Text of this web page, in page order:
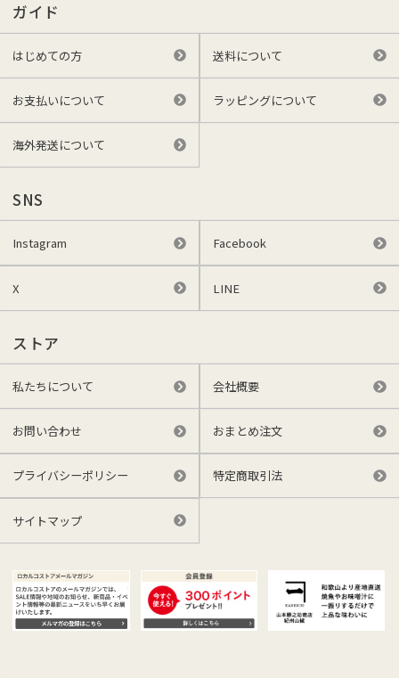
ガイド
はじめての方 送料について
お支払いについて ラッピングについて
海外発送について
SNS
Instagram Facebook
X LINE
ストア
私たちについて 会社概要
お問い合わせ おまとめ注文
プライバシーポリシー 特定商取引法
サイトマップ